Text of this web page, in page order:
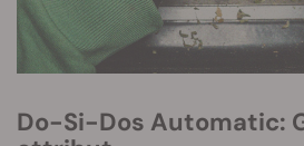
Do-Si-Dos Automatic: Genetiska